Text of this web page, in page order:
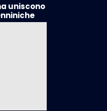
uniscono